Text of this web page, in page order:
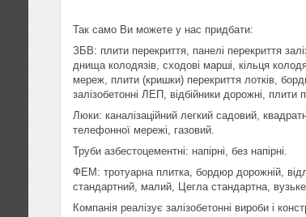
Так само Ви можете у нас придбати:
ЗБВ: плити перекриття, панелі перекриття
днища колодязів, сходові марші, кільця
мереж, плити (кришки) перекриття лотків,
залізобетонні ЛЕП, відбійники дорожні,
Люки: каналізаційний легкий садовий,
телефонної мережі, газовий.
Труби азбестоцементні: напірні, без напірні.
ФЕМ: тротуарна плитка, бордюр дорожній,
стандартний, малий, Цегла стандартна,
Компанія реалізує залізобетонні вироби і